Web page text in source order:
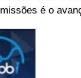
é o